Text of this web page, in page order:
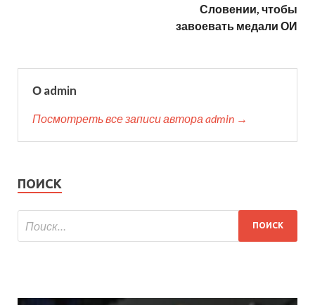
Словении, чтобы
завоевать медали ОИ
О admin
Посмотреть все записи автора admin →
ПОИСК